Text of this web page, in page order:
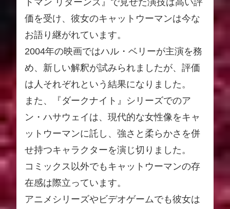
トマン リターンズ』で見せた演技は高い評
価を受け、彼女のキャットウーマンは今な
お語り継がれています。
2004年の映画ではハル・ベリーが主演を務
め、新しい解釈が試みられましたが、評価
は人それぞれという結果になりました。
また、『ダークナイト』シリーズでのア
ン・ハサウェイは、現代的な女性像をキャ
ットウーマンに託し、強さと柔らかさを併
せ持つキャラクターを演じ切りました。
コミックス以外でもキャットウーマンの存
在感は際立っています。
アニメシリーズやビデオゲームでも彼女は